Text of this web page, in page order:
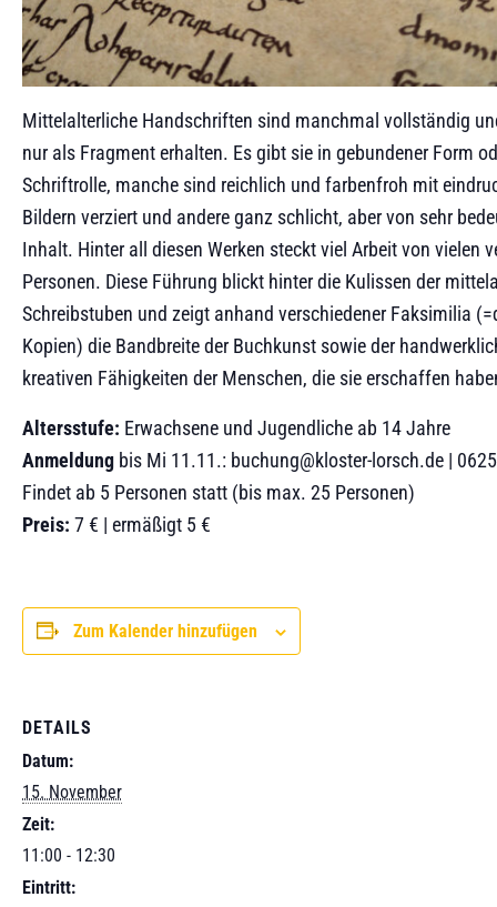
Mittelalterliche Handschriften sind manchmal vollständig
nur als Fragment erhalten. Es gibt sie in gebundener Form
Schriftrolle, manche sind reichlich und farbenfroh mit
Bildern verziert und andere ganz schlicht, aber von sehr
Inhalt. Hinter all diesen Werken steckt viel Arbeit von vielen
Personen. Diese Führung blickt hinter die Kulissen der
Schreibstuben und zeigt anhand verschiedener Faksimilia
Kopien) die Bandbreite der Buchkunst sowie der
kreativen Fähigkeiten der Menschen, die sie erschaffen
Altersstufe: Erwachsene und Jugendliche ab 14 Jahre
Anmeldung bis Mi 11.11.: buchung@kloster-lorsch.de |
Findet ab 5 Personen statt (bis max. 25 Personen)
Preis: 7 € | ermäßigt 5 €
Zum Kalender hinzufügen
DETAILS
Datum:
15. November
Zeit:
11:00 - 12:30
Eintritt: